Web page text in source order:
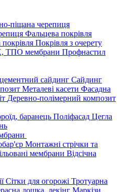
піщана черепиця
Фальцева покрівля
Покрівля з очерету
ТПО мембрани Профнастил
сайдинг Сайдинг
Металеві касети Фасадна
Деревно-полімерний композит
баранець Поліфасад Цегла
Монтажні стрічки та
мембрани Відсічна
Сітки для огорожі Тротуарна
дошка, декінг Маркізи